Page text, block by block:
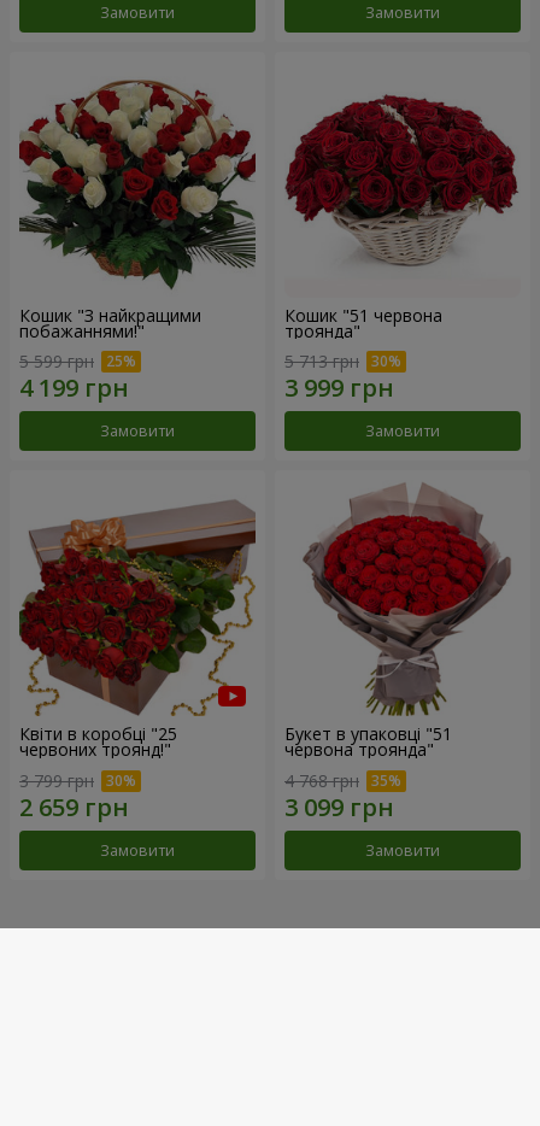
Замовити Замовити
Кошик "З найкращими
побажаннями!"
5 599 грн
Замовити
Кошик "51 червона
троянда"
5 713 грн
Замовити
Квіти в коробці "25
червоних троянд!"
3 799 грн
Замовити
Букет в упаковці "51
червона троянда"
4 768 грн
Замовити